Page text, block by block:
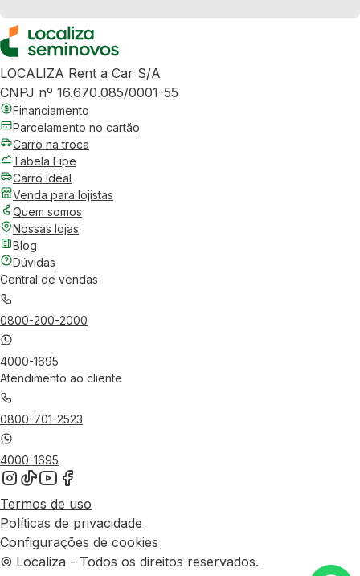
LOCALIZA Rent a Car S/A
CNPJ nº 16.670.085/0001-55
Financiamento
Parcelamento no cartão
Carro na troca
Tabela Fipe
Carro Ideal
Venda para lojistas
Quem somos
Nossas lojas
Blog
Dúvidas
Central de vendas
0800-200-2000
4000-1695
Atendimento ao cliente
0800-701-2523
4000-1695
Termos de uso
Políticas de privacidade
Configurações de cookies
© Localiza - Todos os direitos reservados.